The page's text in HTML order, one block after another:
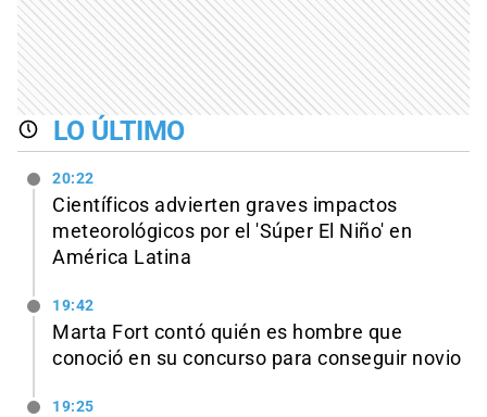
LO ÚLTIMO
20:22
Científicos advierten graves impactos
meteorológicos por el 'Súper El Niño' en
América Latina
19:42
Marta Fort contó quién es hombre que
conoció en su concurso para conseguir novio
19:25